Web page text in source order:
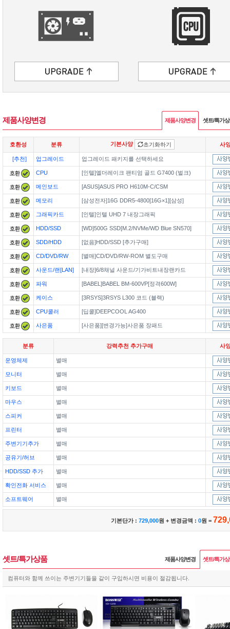
제품사양변경 제품사양변경 셋트/특가
호환성 분류 기본사양 초기화하기 사
[추천] 업그레이드 업그레이드 패키지를 선택하세요
CPU [인텔]엘더레이크 팬티엄 골드 G7400 (벌크)
메인보드 [ASUS]ASUS PRO H610M-C/CSM
메모리 [삼성전자]16G DDR5-4800[16G×1][삼성]
그래픽카드 [인텔]인텔 UHD 7 내장그래픽
HDD/SSD [WD]500G SSD[M.2/NVMe/WD Blue SN570]
SDD/HDD [없음]HDD/SSD [추가구매]
CD/DVD/RW [별매]CD/DVD/RW-ROM 별도구매
사운드/랜[LAN] [내장]6/8채널 사운드/기가비트내장랜카드
파워 [BABEL]BABEL BM-600VP[정격600W]
케이스 [3RSYS]3RSYS L300 코드 (블랙)
CPU쿨러 [딥쿨]DEEPCOOL AG400
사은품 [사은품][변경가능]사은품 장패드
분류 강력추천 추가구매 사
운영체제 별매
모니터 별매
키보드 별매
마우스 별매
스피커 별매
프린터 별매
주변기기추가 별매
공유기/허브 별매
HDD/SSD 추가 별매
확인전화 서비스 별매
소프트웨어 별매
기본단가 : 729,000원 + 변경금액 : 0원 =
셋트/특가상품 제품사양변경 셋트/특가
컴퓨터와 함께 쓰이는 주변기기들을 같이 구입하시면 비용이 절감됩니다.